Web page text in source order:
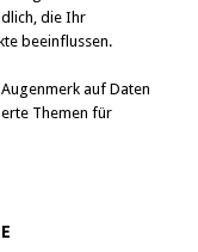
die Ihr
beeinflussen.
auf Daten
Themen für